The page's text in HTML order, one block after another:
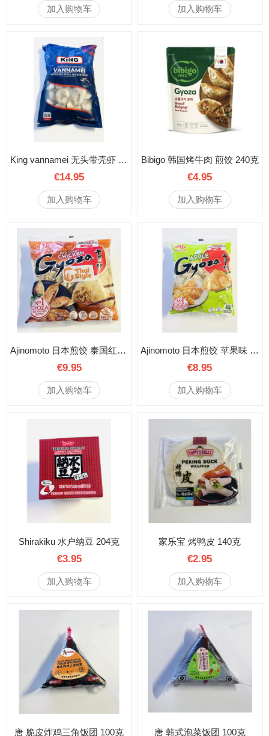
加入购物车 加入购物车
King vannamei 无头带壳虾 易剥 26/30 750克
€14.95
加入购物车
Bibigo 韩国烤牛肉 煎饺 240克
€4.95
加入购物车
Ajinomoto 日本煎饺 泰国红咖喱鸡肉味 600克
€9.95
加入购物车
Ajinomoto 日本煎饺 苹果味 400克
€8.95
加入购物车
Shirakiku 水户纳豆 204克
€3.95
加入购物车
家乐宝 烤鸭皮 140克
€2.95
加入购物车
唐 脆皮炸鸡三角饭团 100克 唐 韩式泡菜饭团 100克